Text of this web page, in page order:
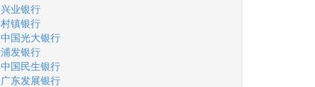
兴业银行
村镇银行
中国光大银行
浦发银行
中国民生银行
广东发展银行